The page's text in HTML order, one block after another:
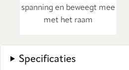
spanning en beweegt mee
met het raam
Specificaties